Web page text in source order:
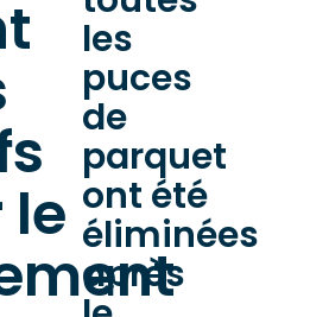
le
les
puces
de
parquet
ont été
éliminées
après